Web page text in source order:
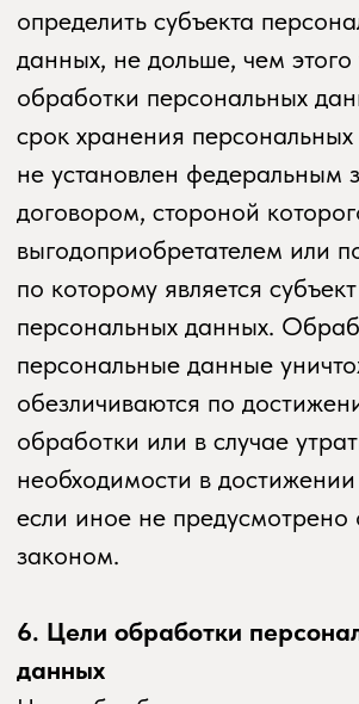
для которых были собраны персональные
данные, если иной срок не предусмотрен
договором или действующим
законодательством.
отозвать свое согласие на обработку
персональных данных, направив
Оператору уведомление посредством
электронной почты на электронный адрес
Оператора potok.yoga@yandex.ru
с пометкой «Отзыв согласия на обработку
8.5. Вся информация, которая собирается
сторонними сервисами, в том числе
платежными системами, средствами связи
и обрабатывается указанными лицами
(Операторами) в соответствии
и Политикой конфиденциальности.
Субъект персональных данных и/или
третьих лиц, в том числе указанных
в настоящем пункте поставщиков услуг.
8.6. Установленные субъектом